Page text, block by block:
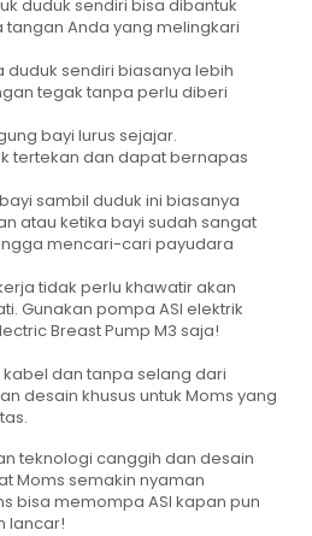
duduk sendiri bisa dibantuk
Anda yang melingkari
duduk sendiri biasanya lebih
tegak tanpa perlu diberi
bayi lurus sejajar.
tertekan dan dapat bernapas
sambil duduk ini biasanya
atau ketika bayi sudah sangat
mencari-cari payudara
tidak perlu khawatir akan
Gunakan pompa ASI elektrik
Breast Pump M3 saja!
dan tanpa selang dari
desain khusus untuk Moms yang
teknologi canggih dan desain
Moms semakin nyaman
bisa memompa ASI kapan pun
lancar!